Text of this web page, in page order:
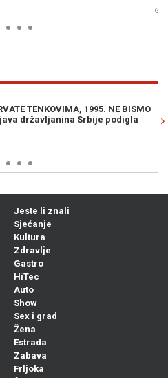
BIH, NE TREBA VAM CRTATI": Hrvatski
hitno slanje vojske na granicu sa
Jeste li znali
Sjećanje
Kultura
Zdravlje
Gastro
HiTec
Auto
Show
Sex i grad
Žena
Estrada
Zabava
Frljoka